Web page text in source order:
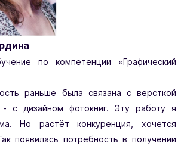
по компетенции «Графический
раньше была связана с версткой
- с дизайном фотокниг. Эту работу я
Но растёт конкуренция, хочется
появилась потребность в получении